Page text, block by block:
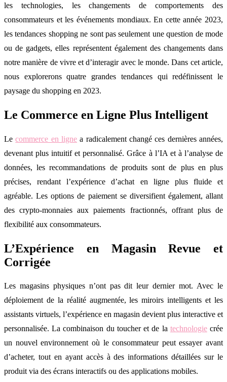
les technologies, les changements de comportements des
consommateurs et les événements mondiaux. En cette année 2023,
les tendances shopping ne sont pas seulement une question de mode
ou de gadgets, elles représentent également des changements dans
notre manière de vivre et d’interagir avec le monde. Dans cet article,
nous explorerons quatre grandes tendances qui redéfinissent le
paysage du shopping en 2023.
Le Commerce en Ligne Plus Intelligent
Lecommerce en ligne a radicalement changé ces dernières années,
devenant plus intuitif et personnalisé. Grâce à l’IA et à l’analyse de
données, les recommandations de produits sont de plus en plus
précises, rendant l’expérience d’achat en ligne plus fluide et
agréable. Les options de paiement se diversifient également, allant
des crypto-monnaies aux paiements fractionnés, offrant plus de
flexibilité aux consommateurs.
L’Expérience en Magasin Revue et
Corrigée
Les magasins physiques n’ont pas dit leur dernier mot. Avec le
déploiement de la réalité augmentée, les miroirs intelligents et les
assistants virtuels, l’expérience en magasin devient plus interactive et
personnalisée. La combinaison du toucher et de la technologiecrée
un nouvel environnement où le consommateur peut essayer avant
d’acheter, tout en ayant accès à des informations détaillées sur le
produit via des écrans interactifs ou des applications mobiles.